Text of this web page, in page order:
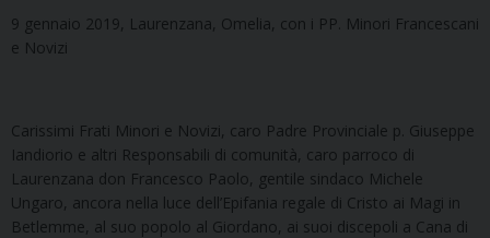
9 gennaio 2019, Laurenzana, Omelia, con i PP. Minori Francescani
e Novizi
Carissimi Frati Minori e Novizi, caro Padre Provinciale p. Giuseppe
Iandiorio e altri Responsabili di comunità, caro parroco di
Laurenzana don Francesco Paolo, gentile sindaco Michele
Ungaro, ancora nella luce dell’Epifania regale di Cristo ai Magi in
Betlemme, al suo popolo al Giordano, ai suoi discepoli a Cana di